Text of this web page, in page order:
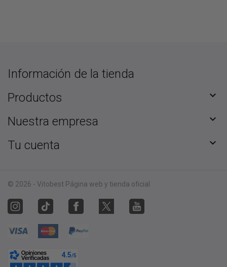
Información de la tienda
Productos

Nuestra empresa 
Tu cuenta 
© 2026 - Vitobest Página web y tienda oficial